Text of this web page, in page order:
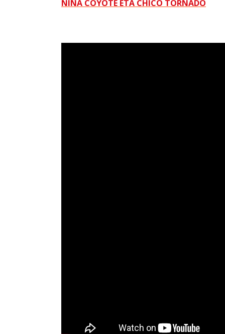
NIÑA COYOTE ETA CHICO TORNADO